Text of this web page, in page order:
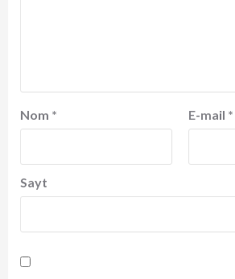
Nom * E-mail *
Sayt